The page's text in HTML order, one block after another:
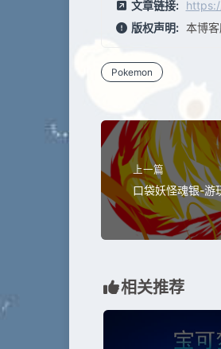
文章链接:
版权声明: 本博
Pokemon
上一篇
口袋妖怪魂银-游
相关推荐